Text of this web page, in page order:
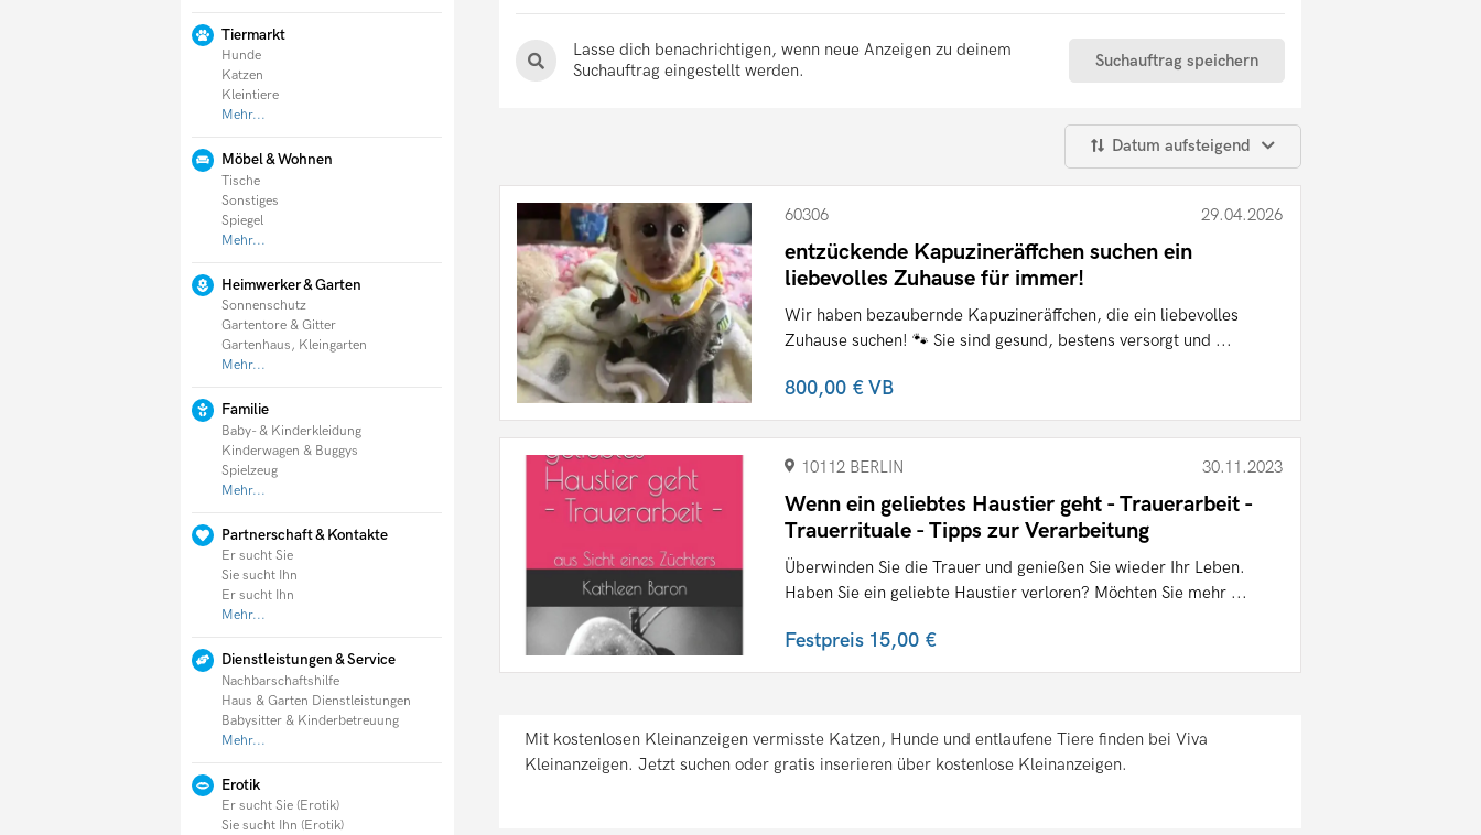
Tiermarkt
Hunde
Katzen
Kleintiere
Mehr...
Möbel & Wohnen
Tische
Sonstiges
Spiegel
Mehr...
Heimwerker & Garten
Sonnenschutz
Gartentore & Gitter
Gartenhaus, Kleingarten
Mehr...
Familie
Baby- & Kinderkleidung
Kinderwagen & Buggys
Spielzeug
Mehr...
Partnerschaft & Kontakte
Er sucht Sie
Sie sucht Ihn
Er sucht Ihn
Mehr...
Dienstleistungen & Service
Nachbarschaftshilfe
Haus & Garten Dienstleistungen
Babysitter & Kinderbetreuung
Mehr...
Erotik
Er sucht Sie (Erotik)
Sie sucht Ihn (Erotik)
Lasse dich benachrichtigen, wenn neue Anzeigen zu deinem
Suchauftrag eingestellt werden.
Suchauftrag speichern
Datum aufsteigend
60306 29.04.2026
entzückende Kapuzineräffchen suchen ein
liebevolles Zuhause für immer!
Wir haben bezaubernde Kapuzineräffchen, die ein liebevolles
Zuhause suchen! 🐾 Sie sind gesund, bestens versorgt und ...
800,00 €VB
10112 BERLIN 30.11.2023
Wenn ein geliebtes Haustier geht - Trauerarbeit -
Trauerrituale - Tipps zur Verarbeitung
Überwinden Sie die Trauer und genießen Sie wieder Ihr Leben.
Haben Sie ein geliebte Haustier verloren? Möchten Sie mehr ...
Festpreis 15,00 €
Mit kostenlosen Kleinanzeigen vermisste Katzen, Hunde und entlaufene Tiere finden bei Viva
Kleinanzeigen. Jetzt suchen oder gratis inserieren über kostenlose Kleinanzeigen.